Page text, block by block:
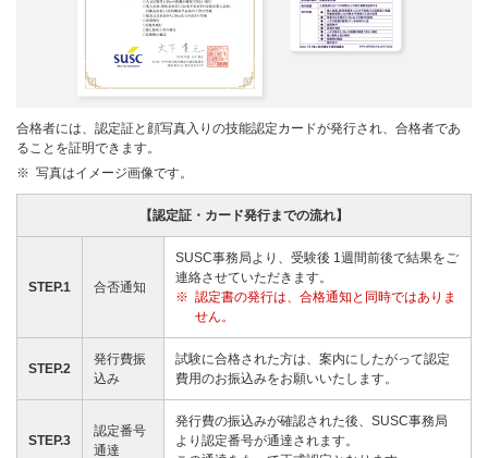
合格者には、認定証と顔写真入りの技能認定カードが発行され、合格者であ
ることを証明できます。
写真はイメージ画像です。
【認定証・カード発行までの流れ】
STEP.1 合否通知
SUSC事務局より、受験後 1週間前後で結果をご
連絡させていただきます。
認定書の発行は、合格通知と同時ではありま
せん。
STEP.2
発行費振
込み
試験に合格された方は、案内にしたがって認定
費用のお振込みをお願いいたします。
STEP.3
認定番号
通達
発行費の振込みが確認された後、SUSC事務局
より認定番号が通達されます。